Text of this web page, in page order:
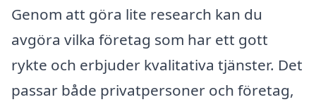
Genom att göra lite research kan du
avgöra vilka företag som har ett gott
rykte och erbjuder kvalitativa tjänster. Det
passar både privatpersoner och företag,